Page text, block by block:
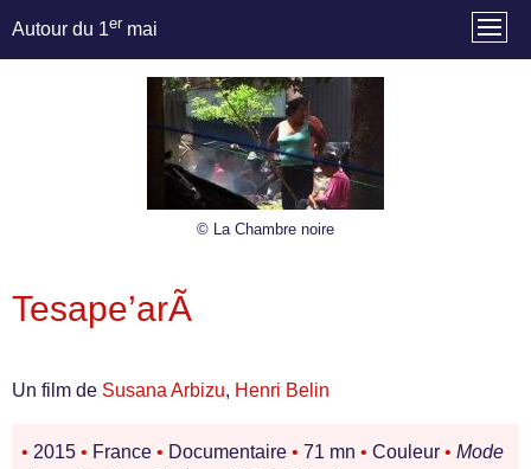
Autour du 1er mai
© La Chambre noire
Tesape’arÃ
Un film de Susana Arbizu, Henri Belin
• 2015 • France • Documentaire • 71 mn • Couleur • Mode